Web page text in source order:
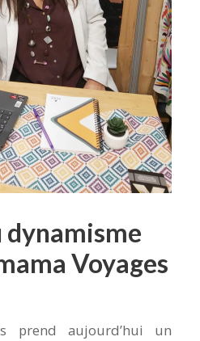
dynamisme
Voyages
prend aujourd’hui un